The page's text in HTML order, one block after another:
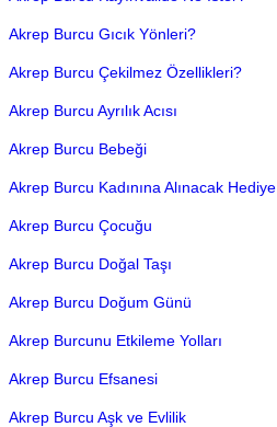
Akrep Burcu Gıcık Yönleri?
Akrep Burcu Çekilmez Özellikleri?
Akrep Burcu Ayrılık Acısı
Akrep Burcu Bebeği
Akrep Burcu Kadınına Alınacak Hediye
Akrep Burcu Çocuğu
Akrep Burcu Doğal Taşı
Akrep Burcu Doğum Günü
Akrep Burcunu Etkileme Yolları
Akrep Burcu Efsanesi
Akrep Burcu Aşk ve Evlilik